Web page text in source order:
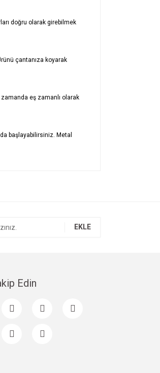
doğru olarak girebilmek
rünü çantanıza koyarak
eş zamanlı olarak
başlayabilirsiniz. Metal
EKLE
Edin